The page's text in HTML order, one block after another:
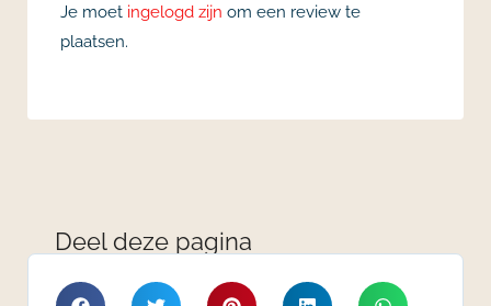
Je moet ingelogd zijn om een review te
plaatsen.
Deel deze pagina